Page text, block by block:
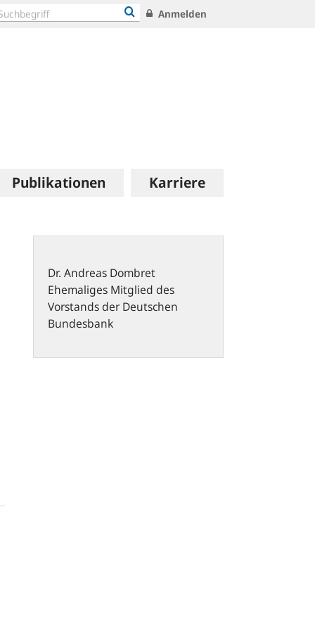
Anmelden
Publikationen Karriere
Dr. Andreas Dombret
Ehemaliges Mitglied des
Vorstands der Deutschen
Bundesbank